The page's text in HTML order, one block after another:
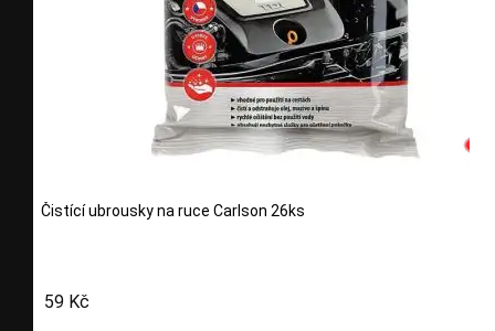
Čistící ubrousky na ruce Carlson 26ks
59 Kč